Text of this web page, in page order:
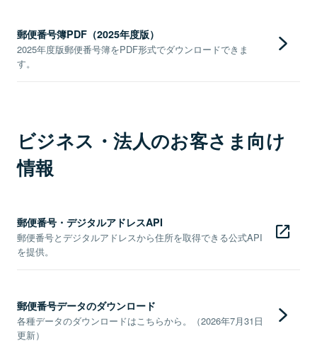
郵便番号簿PDF（2025年度版）
2025年度版郵便番号簿をPDF形式でダウンロードできま
す。
ビジネス・法人のお客さま向け
情報
郵便番号・デジタルアドレスAPI
郵便番号とデジタルアドレスから住所を取得できる公式API
を提供。
郵便番号データのダウンロード
各種データのダウンロードはこちらから。（2026年7月31日
更新）